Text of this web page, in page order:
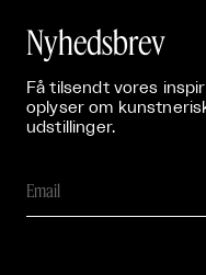
Nyhedsbrev
Få tilsendt vores
oplyser om
udstillinger.